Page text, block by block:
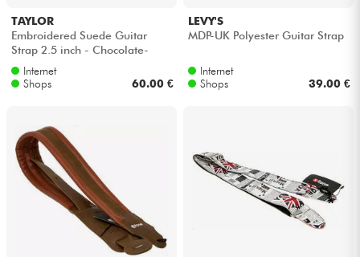
TAYLOR
Embroidered Suede Guitar
Strap 2.5 inch - Chocolate-
4400-25
Internet
Shops
60.00 €
LEVY'S
MDP-UK Polyester Guitar Strap
Internet
Shops
39.00 €